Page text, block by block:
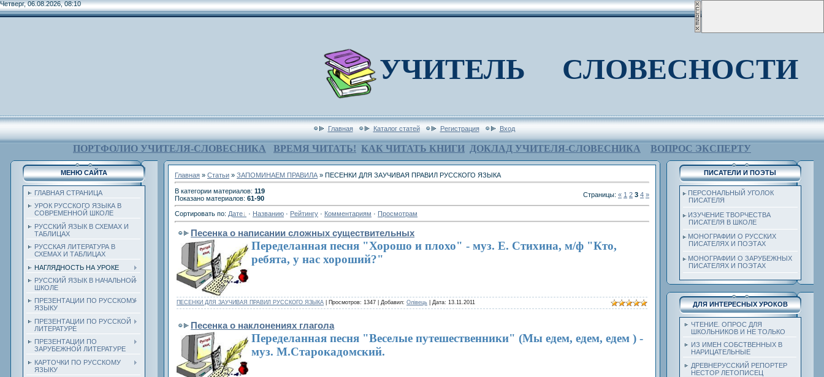
Четверг, 06.08.2026, 08:10
УЧИТЕЛЬ СЛОВЕСНОСТИ
Главная Каталог статей Регистрация Вход
ПОРТФОЛИО УЧИТЕЛЯ-СЛОВЕСНИКА ВРЕМЯ ЧИТАТЬ! КАК ЧИТАТЬ КНИГИ ДОКЛАД УЧИТЕЛЯ-СЛОВЕСНИКА ВОПРОС ЭКСПЕРТУ
МЕНЮ САЙТА
ГЛАВНАЯ СТРАНИЦА
УРОК РУССКОГО ЯЗЫКА В
СОВРЕМЕННОЙ ШКОЛЕ
РУССКИЙ ЯЗЫК В СХЕМАХ И
ТАБЛИЦАХ
РУССКАЯ ЛИТЕРАТУРА В
СХЕМАХ И ТАБЛИЦАХ
НАГЛЯДНОСТЬ НА УРОКЕ
РУССКИЙ ЯЗЫК В НАЧАЛЬНОЙ
ШКОЛЕ
ПРЕЗЕНТАЦИИ ПО РУССКОМУ
ЯЗЫКУ
ПРЕЗЕНТАЦИИ ПО РУССКОЙ
ЛИТЕРАТУРЕ
ПРЕЗЕНТАЦИИ ПО
ЗАРУБЕЖНОЙ ЛИТЕРАТУРЕ
КАРТОЧКИ ПО РУССКОМУ
ЯЗЫКУ
Главная » Статьи » ЗАПОМИНАЕМ ПРАВИЛА » ПЕСЕНКИ ДЛЯ ЗАУЧИВАЯ ПРАВИЛ РУССКОГО ЯЗЫКА
В категории материалов: 119
Показано материалов: 61-90 Страницы: « 1 2 3 4 »
Сортировать по: Дате · Названию · Рейтингу · Комментариям · Просмотрам
Песенка о написании сложных существительных
Переделанная песня "Хорошо и плохо" - муз. Е. Стихина, м/ф "Кто,
ребята, у нас хороший?"
ПЕСЕНКИ ДЛЯ ЗАУЧИВАЯ ПРАВИЛ РУССКОГО ЯЗЫКА | Просмотров: 1347 | Добавил: Олівець | Дата: 13.11.2011
Песенка о наклонениях глагола
Переделанная песня "Веселые путешественники" (Мы едем, едем, едем ) -
муз. М.Старокадомский.
ПИСАТЕЛИ И ПОЭТЫ
ПЕРСОНАЛЬНЫЙ УГОЛОК
ПИСАТЕЛЯ
ИЗУЧЕНИЕ ТВОРЧЕСТВА
ПИСАТЕЛЯ В ШКОЛЕ
МОНОГРАФИИ О РУССКИХ
ПИСАТЕЛЯХ И ПОЭТАХ
МОНОГРАФИИ О ЗАРУБЕЖНЫХ
ПИСАТЕЛЯХ И ПОЭТАХ
ДЛЯ ИНТЕРЕСНЫХ УРОКОВ
ЧТЕНИЕ. ОПРОС ДЛЯ
ШКОЛЬНИКОВ И НЕ ТОЛЬКО
ИЗ ИМЕН СОБСТВЕННЫХ В
НАРИЦАТЕЛЬНЫЕ
ДРЕВНЕРУССКИЙ РЕПОРТЕР
НЕСТОР ЛЕТОПИСЕЦ